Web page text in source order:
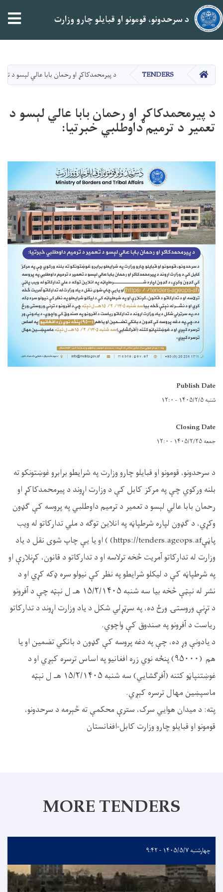
دانګل
د سرحدونو، قومونو او قبایلو چارو وزارت
کور TENDERS د پیرمحمدکاکړ او رحمان بابا عالي لېسو د
د پیرمحمدکاکړ او رحمان بابا عالي لېسو د
تعمیر د ترمیم داوطلبي خبرتیا:
Publish Date
شنبه ۱۴۰۵/۲/۵ - ۱۲:۰
Closing Date
جمعه ۱۴۰۵/۲/۲۵ - ۱۲:۰
د سرحدونو، قومونو او قبایلو چارو وزارت په شرایطو برابرو غوښتونکو ته
بلنه ورکوي چې په مرکز کابل کې د وزارت اړوند د پیرمحمدکاکړ او
رحمان بابا عالي لېسو د تعمیر د ترمیم داوطلبي په پروسه کې ګډون
وکړي، د ګډون لپاره شرطپاڼه په انلاین توګه د ملي تدارکاتو له ویب
پاڼېhttps://tenders.ageops.af) ) او یا یې چاپ شوی نقل د یاد
وزارت له تدارکاتو آمریت څخه ترلاسه او د تدارکاتو د قانون، کړنلارې او
په شرطپاڼه کې د لیکلو شرایطو په نظر کې نیولو سره ډکه کړي او د
نشر له نېټې څخه بیا سه شنبه ۱۵/۲/۱۴۰۵ هـ ل نېټه چې د آفرونو
د تړنې وروستۍ ورځ ده، په سرټړلي شکل د یاد وزارت اړوند د تدارکاتو
ریاست د آفرونو په صندوق کې واچوي.
د یادونې وړ ده، چې په دغه پروسه کې ګډون د بانکي تضمین او یا
هم (۹۵۰۰۰) پنځه نوي زره افغانیو په اساس ترسره کېږي او د
غوښتنپاڼو کتنه (آفرګشایي) سه شنبه ۱۵/۲/۱۴۰۵ هـ ل نېټه
ماسپښین مهال ترسره کېږي.
پته: د میدان هوایي سرک، سترې محکمې ته څېرمه د سرحدونو،
قومونو او قبایلو چارو وزارت کابل-افغانستان
MORE TENDERS
چهارشنبه ۱۴۰۵/۵/۷ - ۹:۴۲